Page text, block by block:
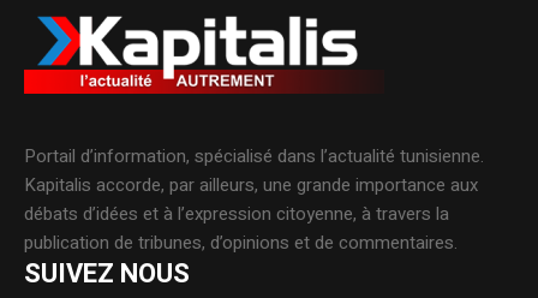
Portail d’information, spécialisé dans l’actualité tunisienne.
Kapitalis accorde, par ailleurs, une grande importance aux
débats d’idées et à l’expression citoyenne, à travers la
publication de tribunes, d’opinions et de commentaires.
SUIVEZ NOUS